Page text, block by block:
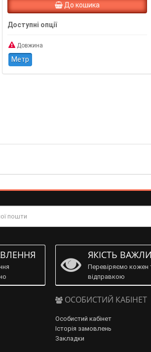
До кошика
Доступні опції
Довжина
Метр
ЯКІСТЬ
Перевіряємо кожен
відправкою
ОСОБИСТИЙ КАБІНЕТ
Особистий кабінет
Історія замовлень
Закладки